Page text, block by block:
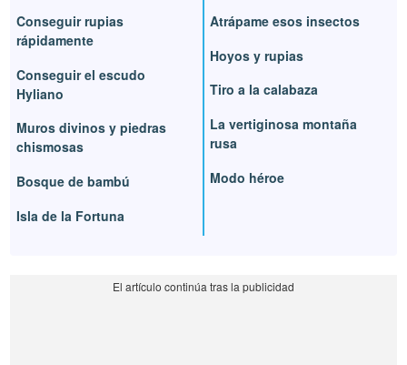
Conseguir rupias
rápidamente
Conseguir el escudo
Hyliano
Muros divinos y piedras
chismosas
Bosque de bambú
Isla de la Fortuna
Atrápame esos insectos
Hoyos y rupias
Tiro a la calabaza
La vertiginosa montaña
rusa
Modo héroe